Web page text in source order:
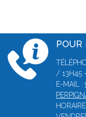
POUR
/ 13H45
E-MAIL :